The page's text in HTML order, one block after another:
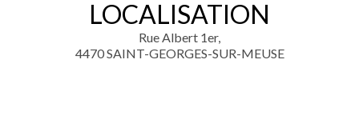
LOCALISATION
Rue Albert 1er,
4470 SAINT-GEORGES-SUR-MEUSE